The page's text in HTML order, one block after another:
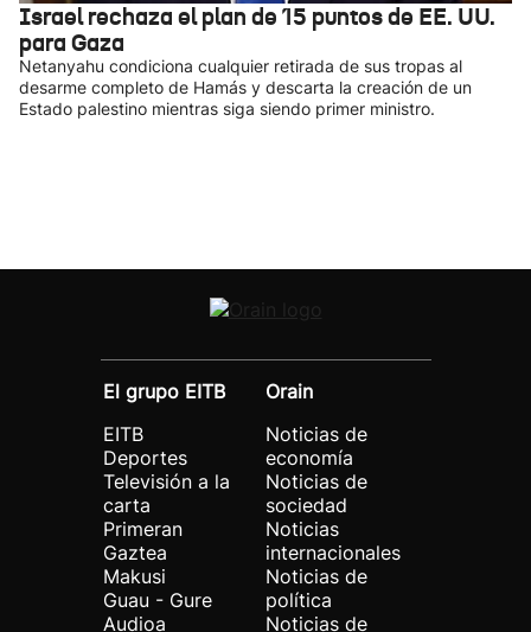
Israel rechaza el plan de 15 puntos de EE. UU.
para Gaza
Netanyahu condiciona cualquier retirada de sus tropas al
desarme completo de Hamás y descarta la creación de un
Estado palestino mientras siga siendo primer ministro.
El grupo EITB
EITB
Deportes
Televisión a la
carta
Primeran
Gaztea
Makusi
Guau - Gure
Audioa
Orain
Noticias de
economía
Noticias de
sociedad
Noticias
internacionales
Noticias de
política
Noticias de